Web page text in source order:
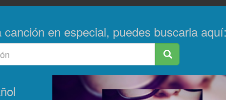
en especial, puedes buscarla